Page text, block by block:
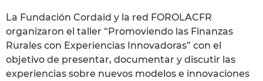
La Fundación Cordaid y la red FOROLACFR
organizaron el taller “Promoviendo las Finanzas
Rurales con Experiencias Innovadoras” con el
objetivo de presentar, documentar y discutir las
experiencias sobre nuevos modelos e innovaciones